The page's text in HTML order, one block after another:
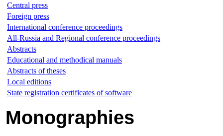
Central press
Foreign press
International conference proceedings
All-Russia and Regional conference proceedings
Abstracts
Educational and methodical manuals
Abstracts of theses
Local editions
State registration certificates of software
Monographies